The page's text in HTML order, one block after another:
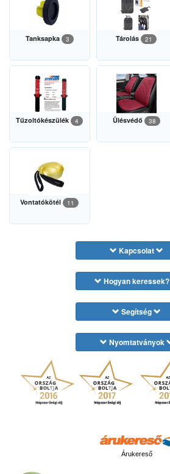
Tanksapka 3 Tárolás 21
Tűzoltókészülék 4 Ülésvédő 38
Vontatókötél 11
Kapcsolat
Hogyan keressek?
Segítség
Nyomtatványok
Árukereső